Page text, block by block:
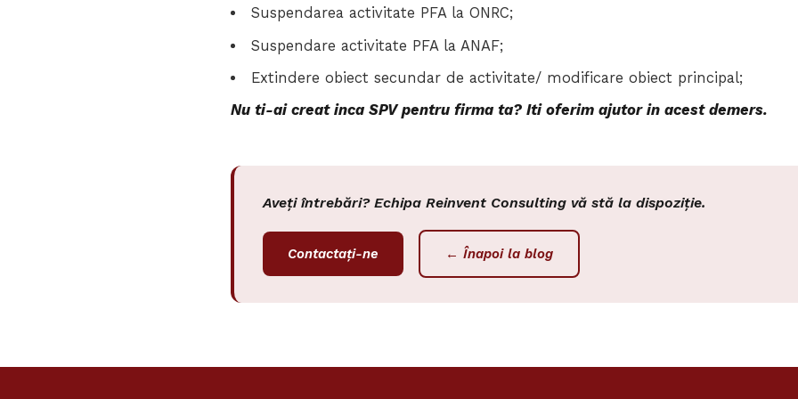
Suspendarea activitate PFA la ONRC;
Suspendare activitate PFA la ANAF;
Extindere obiect secundar de activitate/ modificare obiect principal;
Nu ti-ai creat inca SPV pentru firma ta? Iti oferim ajutor in acest demers.
Aveți întrebări? Echipa Reinvent Consulting vă stă la dispoziție.
Contactați-ne ← Înapoi la blog